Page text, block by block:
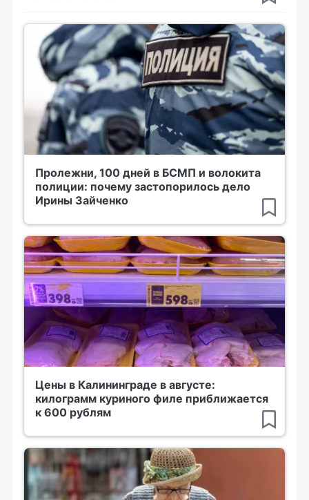
Пролежни, 100 дней в БСМП и волокита
полиции: почему застопорилось дело
Ирины Зайченко
Цены в Калининграде в августе:
килограмм куриного филе приближается
к 600 рублям